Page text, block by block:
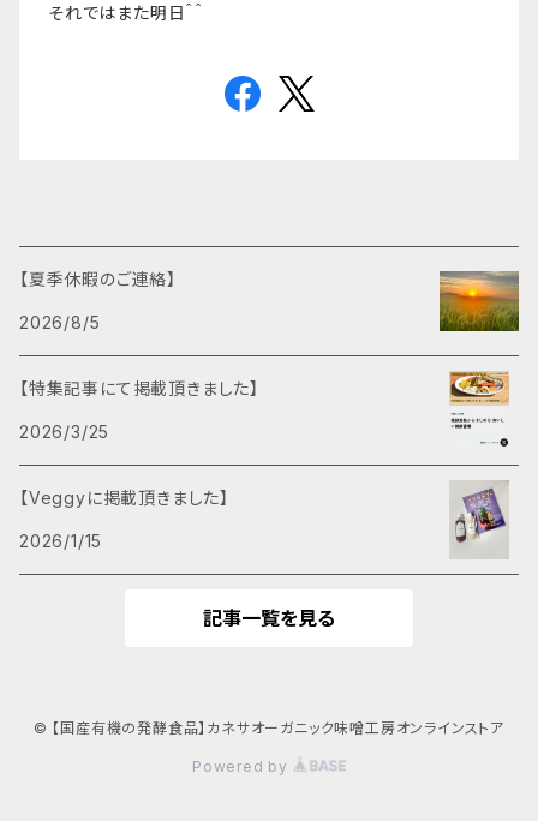
それではまた明日＾＾
【夏季休暇のご連絡】
2026/8/5
【特集記事にて掲載頂きました】
2026/3/25
【Veggyに掲載頂きました】
2026/1/15
記事一覧を見る
© 【国産有機の発酵食品】カネサオーガニック味噌工房オンラインストア
Powered by